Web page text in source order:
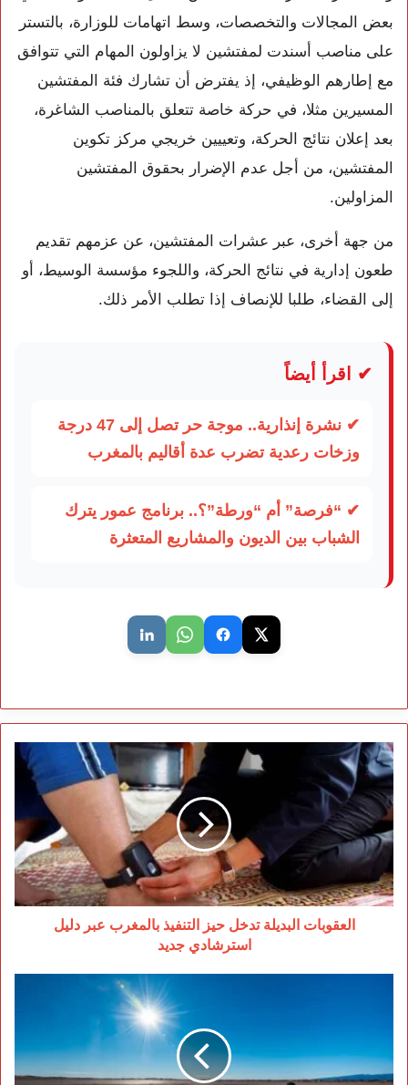
بعض المجالات والتخصصات، وسط اتهامات للوزارة، بالتستر
على مناصب أسندت لمفتشين لا يزاولون المهام التي تتوافق
مع إطارهم الوظيفي، إذ يفترض أن تشارك فئة المفتشين
المسيرين مثلا، في حركة خاصة تتعلق بالمناصب الشاغرة،
بعد إعلان نتائج الحركة، وتعييين خريجي مركز تكوين
المفتشين، من أجل عدم الإضرار بحقوق المفتشين
المزاولين.
من جهة أخرى، عبر عشرات المفتشين، عن عزمهم تقديم
طعون إدارية في نتائج الحركة، واللجوء مؤسسة الوسيط، أو
إلى القضاء، طلبا للإنصاف إذا تطلب الأمر ذلك.
✔ اقرأ أيضاً
✔ نشرة إنذارية.. موجة حر تصل إلى 47 درجة
وزخات رعدية تضرب عدة أقاليم بالمغرب
✔ “فرصة” أم “ورطة”؟.. برنامج عمور يترك
الشباب بين الديون والمشاريع المتعثرة
العقوبات
البديلة
تدخل
حيز
التنفيذ
بالمغرب
عبر
دليل
استرشادي
جديدالعقوبات البديلة تدخل حيز التنفيذ بالمغرب عبر دليل
استرشادي جديد
طقس
بالجنوب
وزخات
رعدية